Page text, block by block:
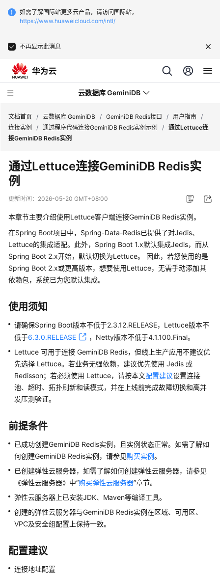
如需了解国际站更多云产品，请访问国际站。
https://www.huaweicloud.com/intl/
不再显示此消息
云数据库 GeminiDB
新
动
服
务
告
产
品
介
GeminiDB
Redis
接
产
品
介
绍
计
说
明
快
速
入
门
户
指
南
文档首页 / 云数据库 GeminiDB / GeminiDB Redis接口 / 用户指南 /
连接实例
/ 通过程序代码连接GeminiDB Redis实例示例 / 通过Lettuce连
接GeminiDB Redis实例
通过Lettuce连接GeminiDB Redis实
例
更新时间： 2026-05-20 GMT+08:00
本章节主要介绍使用Lettuce客户端连接GeminiDB Redis实例。
在Spring Boot项目中，Spring-Data-Redis已提供了对Jedis、
Lettuce的集成适配。此外，Spring Boot 1.x默认集成Jedis，而从
Spring Boot 2.x开始，默认切换为Lettuce。 因此，若您使用的是
Spring Boot 2.x或更高版本，想要使用Lettuce，无需手动添加其
依赖包，系统已为您默认集成。
使用须知
请确保Spring Boot版本不低于2.3.12.RELEASE，Lettuce版本不
低于6.3.0.RELEASE
，Netty版本不低于4.1.100.Final。
Lettuce 可用于连接 GeminiDB Redis，但线上生产应用不建议优
先选择 Lettuce。若业务无强依赖，建议优先使用 Jedis 或
Redisson；若必须使用 Lettuce，请按本文配置建议设置连接
池、超时、拓扑刷新和读模式，并在上线前完成故障切换和高并
发压测验证。
前提条件
已成功创建GeminiDB Redis实例，且实例状态正常。如需了解如
何创建GeminiDB Redis实例，请参见购买实例。
已创建弹性云服务器，如需了解如何创建弹性云服务器，请参见
《弹性云服务器》中“购买弹性云服务器”章节。
弹性云服务器上已安装JDK、Maven等编译工具。
创建的弹性云服务器与GeminiDB Redis实例在区域、可用区、
VPC及安全组配置上保持一致。
配置建议
连接地址配置